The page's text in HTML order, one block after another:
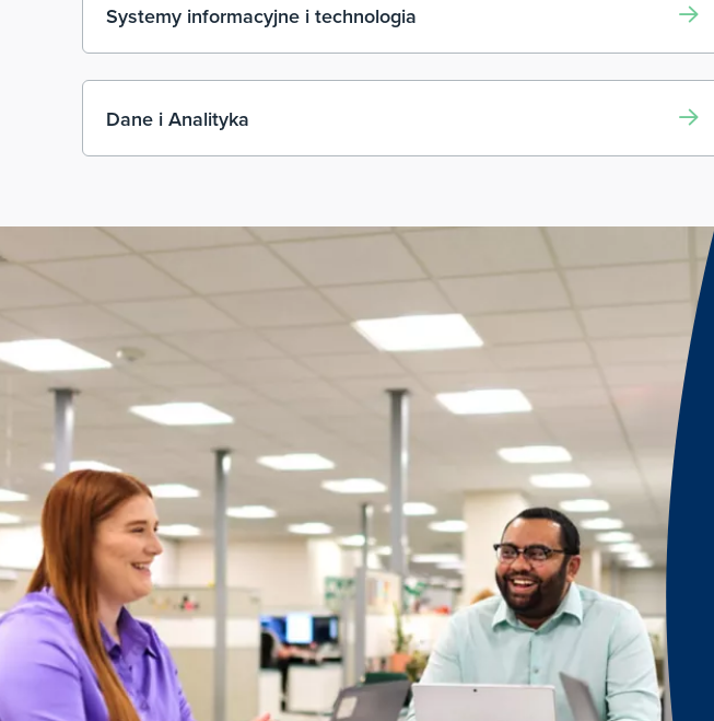
Systemy informacyjne i technologia
Dane i Analityka